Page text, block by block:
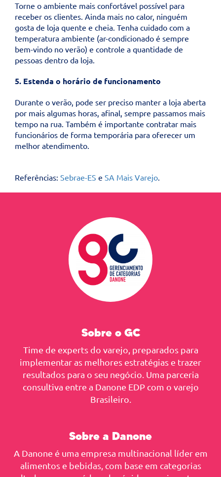
Torne o ambiente mais confortável possível para
receber os clientes. Ainda mais no calor, ninguém
gosta de loja quente e cheia. Tenha cuidado com a
temperatura ambiente (ar-condicionado é sempre
bem-vindo no verão) e controle a quantidade de
pessoas dentro da loja.
5. Estenda o horário de funcionamento
Durante o verão, pode ser preciso manter a loja aberta
por mais algumas horas, afinal, sempre passamos mais
tempo na rua. Também é importante contratar mais
funcionários de forma temporária para oferecer um
melhor atendimento.
Referências: Sebrae-ES e SA Mais Varejo.
Sobre o GC
Time de experts do varejo, preparados para
implementar as melhores estratégias e trazer
resultados para o seu negócio. Uma parceria
consultiva entre a Danone EDP com o varejo
Brasileiro.
Sobre a Danone
A Danone é uma empresa multinacional líder em
alimentos e bebidas, com base em categorias